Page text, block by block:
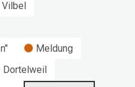
Vilbel
Meldung
Dortelweil